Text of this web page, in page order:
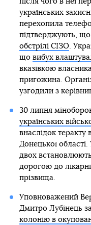
українських
перехопила
підтверджують, що
обстрілі СІЗО.
що вибух
вказівкою
пригожина.
узгодили з
30 липня
українських
внаслідок теракту
Донецької області.
двох
дорогою до
прізвища.
Уповноважений
Дмитро Лубінець
колонію в